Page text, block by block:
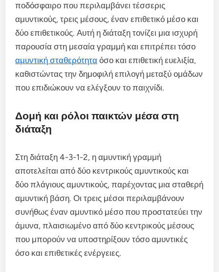
ποδόσφαιρο που περιλαμβάνει τέσσερις
αμυντικούς, τρεις μέσους, έναν επιθετικό μέσο και
δύο επιθετικούς. Αυτή η διάταξη τονίζει μια ισχυρή
παρουσία στη μεσαία γραμμή και επιτρέπει τόσο
αμυντική σταθερότητα όσο και επιθετική ευελιξία,
καθιστώντας την δημοφιλή επιλογή μεταξύ ομάδων
που επιδιώκουν να ελέγξουν το παιχνίδι.
Δομή και ρόλοι παικτών μέσα στη
διάταξη
Στη διάταξη 4-3-1-2, η αμυντική γραμμή
αποτελείται από δύο κεντρικούς αμυντικούς και
δύο πλάγιους αμυντικούς, παρέχοντας μια σταθερή
αμυντική βάση. Οι τρεις μέσοι περιλαμβάνουν
συνήθως έναν αμυντικό μέσο που προστατεύει την
άμυνα, πλαισιωμένο από δύο κεντρικούς μέσους
που μπορούν να υποστηρίξουν τόσο αμυντικές
όσο και επιθετικές ενέργειες.